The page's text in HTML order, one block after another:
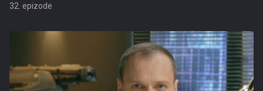
32. epizode